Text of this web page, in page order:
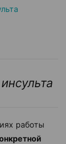
работы